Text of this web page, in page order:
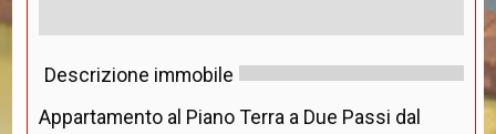
Descrizione immobile
Appartamento al Piano Terra a Due Passi dal